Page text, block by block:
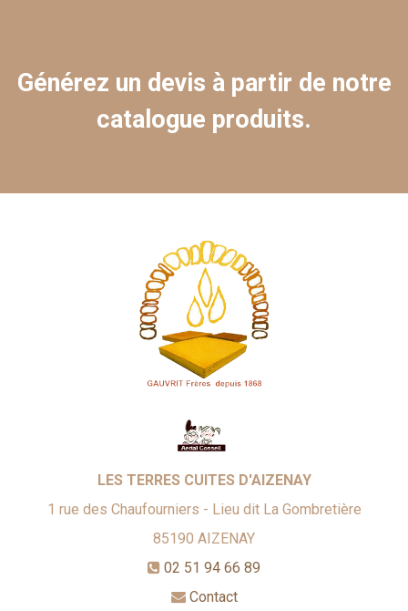
Générez un devis à partir de notre
catalogue produits.
LES TERRES CUITES D'AIZENAY
1 rue des Chaufourniers - Lieu dit La Gombretière
85190 AIZENAY
02 51 94 66 89
Contact